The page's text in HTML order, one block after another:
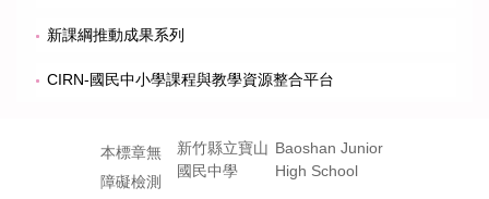
新課綱推動成果系列
CIRN-國民中小學課程與教學資源整合平台
本標章無
障礙檢測
新竹縣立寶山
國民中學
Baoshan Junior
High School